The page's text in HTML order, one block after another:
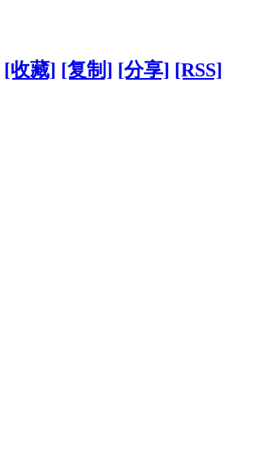
[收藏] [复制] [分享] [RSS]